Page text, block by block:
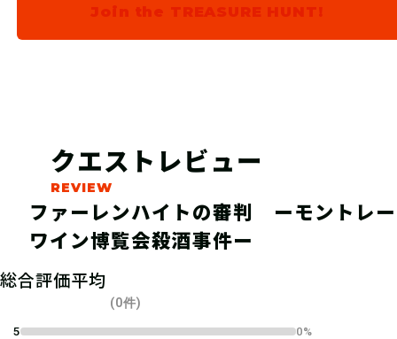
くよ！ 筆記用具やスマートフォンな
ど必要なものを準備しよう！
2.参加表明をする
Join the TREASURE HUNT!
クエストレビュー
ファーレンハイトの審判 ーモントレー
ワイン博覧会殺酒事件ー
総合評価平均
(0件)
5
0%